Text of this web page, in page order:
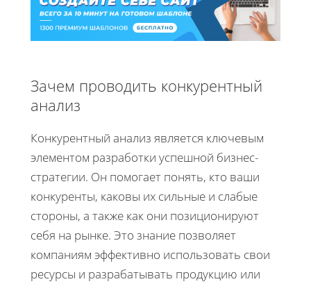
Зачем проводить конкурентный
анализ
Конкурентный анализ является ключевым
элементом разработки успешной бизнес-
стратегии. Он помогает понять, кто ваши
конкуренты, каковы их сильные и слабые
стороны, а также как они позиционируют
себя на рынке. Это знание позволяет
компаниям эффективно использовать свои
ресурсы и разрабатывать продукцию или